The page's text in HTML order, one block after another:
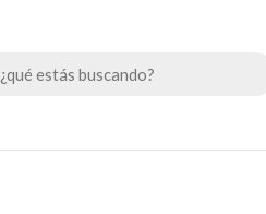
Buscar